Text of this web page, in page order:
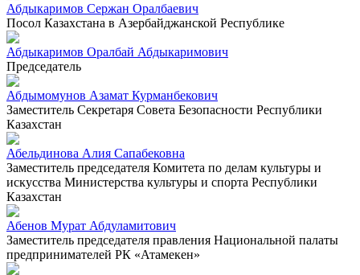
Абдыкаримов Сержан Оралбаевич
Посол Казахстана в Азербайджанской Республике
Абдыкаримов Оралбай Абдыкаримович
Председатель
Абдымомунов Азамат Курманбекович
Заместитель Секретаря Совета Безопасности Республики
Казахстан
Абельдинова Алия Сапабековна
Заместитель председателя Комитета по делам культуры и
искусства Министерства культуры и спорта Республики
Казахстан
Абенов Мурат Абдуламитович
Заместитель председателя правления Национальной палаты
предпринимателей РК «Атамекен»